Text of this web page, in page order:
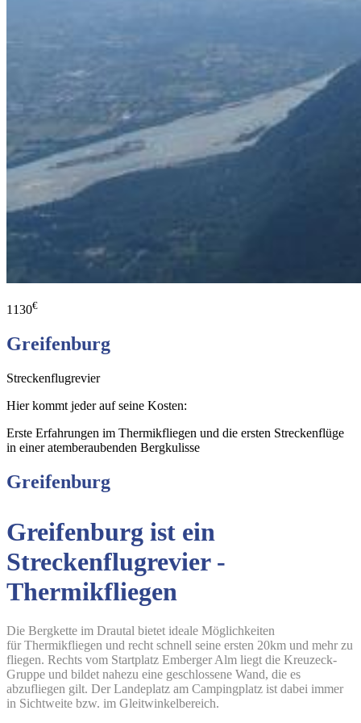
1130€
Greifenburg
Streckenflugrevier
Hier kommt jeder auf seine Kosten:
Erste Erfahrungen im Thermikfliegen und die ersten Streckenflüge
in einer atemberaubenden Bergkulisse
Greifenburg
Greifenburg ist ein
Streckenflugrevier -
Thermikfliegen
Die Bergkette im Drautal bietet ideale Möglichkeiten
für Thermikfliegen und recht schnell seine ersten 20km und mehr zu
fliegen. Rechts vom Startplatz Emberger Alm liegt die Kreuzeck-
Gruppe und bildet nahezu eine geschlossene Wand, die es
abzufliegen gilt. Der Landeplatz am Campingplatz ist dabei immer
in Sichtweite bzw. im Gleitwinkelbereich.